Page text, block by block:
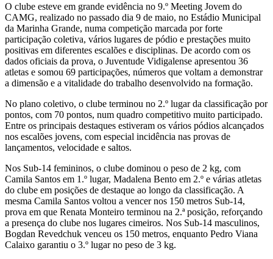
O clube esteve em grande evidência no 9.º Meeting Jovem do
CAMG, realizado no passado dia 9 de maio, no Estádio Municipal
da Marinha Grande, numa competição marcada por forte
participação coletiva, vários lugares de pódio e prestações muito
positivas em diferentes escalões e disciplinas. De acordo com os
dados oficiais da prova, o Juventude Vidigalense apresentou 36
atletas e somou 69 participações, números que voltam a demonstrar
a dimensão e a vitalidade do trabalho desenvolvido na formação.
No plano coletivo, o clube terminou no 2.º lugar da classificação por
pontos, com 70 pontos, num quadro competitivo muito participado.
Entre os principais destaques estiveram os vários pódios alcançados
nos escalões jovens, com especial incidência nas provas de
lançamentos, velocidade e saltos.
Nos Sub-14 femininos, o clube dominou o peso de 2 kg, com
Camila Santos em 1.º lugar, Madalena Bento em 2.º e várias atletas
do clube em posições de destaque ao longo da classificação. A
mesma Camila Santos voltou a vencer nos 150 metros Sub-14,
prova em que Renata Monteiro terminou na 2.ª posição, reforçando
a presença do clube nos lugares cimeiros. Nos Sub-14 masculinos,
Bogdan Revedchuk venceu os 150 metros, enquanto Pedro Viana
Calaixo garantiu o 3.º lugar no peso de 3 kg.